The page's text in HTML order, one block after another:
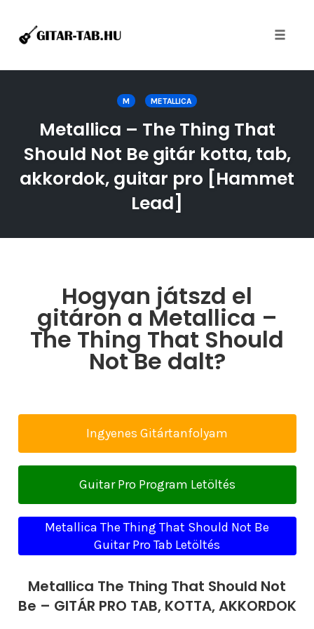
M METALLICA
Metallica – The Thing That
Should Not Be gitár kotta, tab,
akkordok, guitar pro [Hammet
Lead]
Hogyan játszd el
gitáron a Metallica –
The Thing That Should
Not Be dalt?
Ingyenes Gitártanfolyam
Guitar Pro Program Letöltés
Metallica The Thing That Should Not Be
Guitar Pro Tab Letöltés
Metallica The Thing That Should Not
Be – GITÁR PRO TAB, KOTTA, AKKORDOK